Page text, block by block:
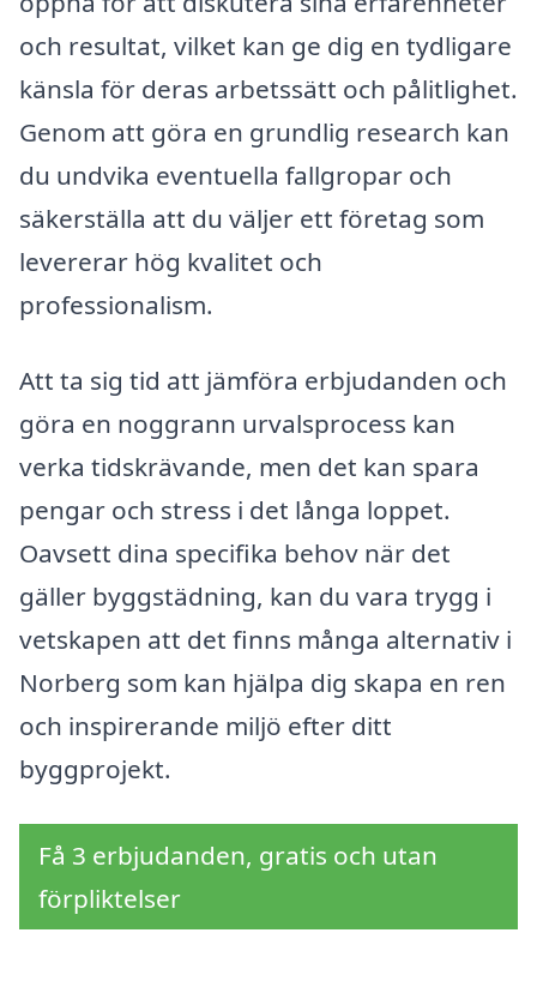
och resultat, vilket kan ge dig en tydligare
känsla för deras arbetssätt och pålitlighet.
Genom att göra en grundlig research kan
du undvika eventuella fallgropar och
säkerställa att du väljer ett företag som
levererar hög kvalitet och
professionalism.
Att ta sig tid att jämföra erbjudanden och
göra en noggrann urvalsprocess kan
verka tidskrävande, men det kan spara
pengar och stress i det långa loppet.
Oavsett dina specifika behov när det
gäller byggstädning, kan du vara trygg i
vetskapen att det finns många alternativ i
Norberg som kan hjälpa dig skapa en ren
och inspirerande miljö efter ditt
byggprojekt.
Få 3 erbjudanden, gratis och utan
förpliktelser